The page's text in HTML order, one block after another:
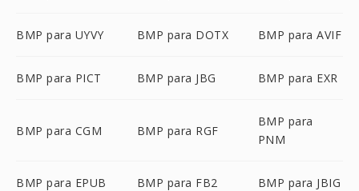
BMP para UYVY BMP para DOTX BMP para AVIF
BMP para PICT BMP para JBG BMP para EXR
BMP para CGM BMP para RGF
BMP para
PNM
BMP para EPUB BMP para FB2 BMP para JBIG